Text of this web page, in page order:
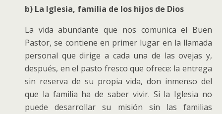
b) La Iglesia, familia de los hijos de Dios
La vida abundante que nos comunica el Buen
Pastor, se contiene en primer lugar en la llamada
personal que dirige a cada una de las ovejas y,
después, en el pasto fresco que ofrece: la entrega
sin reserva de su propia vida, don inmenso del
que la familia ha de saber vivir. Si la Iglesia no
puede desarrollar su misión sin las familias